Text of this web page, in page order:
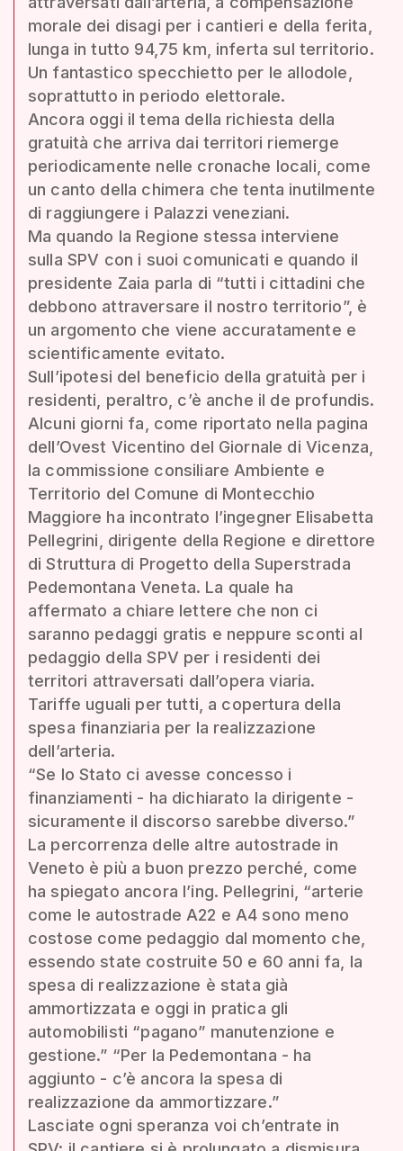
morale dei disagi per i cantieri e della ferita,
lunga in tutto 94,75 km, inferta sul territorio.
Un fantastico specchietto per le allodole,
soprattutto in periodo elettorale.
Ancora oggi il tema della richiesta della
gratuità che arriva dai territori riemerge
periodicamente nelle cronache locali, come
un canto della chimera che tenta inutilmente
di raggiungere i Palazzi veneziani.
Ma quando la Regione stessa interviene
sulla SPV con i suoi comunicati e quando il
presidente Zaia parla di “tutti i cittadini che
debbono attraversare il nostro territorio”, è
un argomento che viene accuratamente e
scientificamente evitato.
Sull’ipotesi del beneficio della gratuità per i
residenti, peraltro, c’è anche il de profundis.
Alcuni giorni fa, come riportato nella pagina
dell’Ovest Vicentino del Giornale di Vicenza,
la commissione consiliare Ambiente e
Territorio del Comune di Montecchio
Maggiore ha incontrato l’ingegner Elisabetta
Pellegrini, dirigente della Regione e direttore
di Struttura di Progetto della Superstrada
Pedemontana Veneta. La quale ha
affermato a chiare lettere che non ci
saranno pedaggi gratis e neppure sconti al
pedaggio della SPV per i residenti dei
territori attraversati dall’opera viaria.
Tariffe uguali per tutti, a copertura della
spesa finanziaria per la realizzazione
dell’arteria.
“Se lo Stato ci avesse concesso i
finanziamenti - ha dichiarato la dirigente -
sicuramente il discorso sarebbe diverso.”
La percorrenza delle altre autostrade in
Veneto è più a buon prezzo perché, come
ha spiegato ancora l’ing. Pellegrini, “arterie
come le autostrade A22 e A4 sono meno
costose come pedaggio dal momento che,
essendo state costruite 50 e 60 anni fa, la
spesa di realizzazione è stata già
ammortizzata e oggi in pratica gli
automobilisti “pagano” manutenzione e
gestione.” “Per la Pedemontana - ha
aggiunto - c’è ancora la spesa di
realizzazione da ammortizzare.”
Lasciate ogni speranza voi ch’entrate in